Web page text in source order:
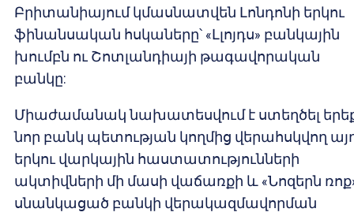
Բրիտանիայում կմասնատվեն Լոնդոնի երկու
ֆինանսական հսկաները՝ «Լլոյդս» բանկային
խումբն ու Շոտլանդիայի թագավորական
բանկը:
Միաժամանակ նախատեսվում է ստեղծել
նոր բանկ պետության կողմից վերահսկվող
երկու վարկային հաստատությունների
ակտիվների մի մասի վաճառքի և «Նոզերն
սնանկացած բանկի վերակազմավորման